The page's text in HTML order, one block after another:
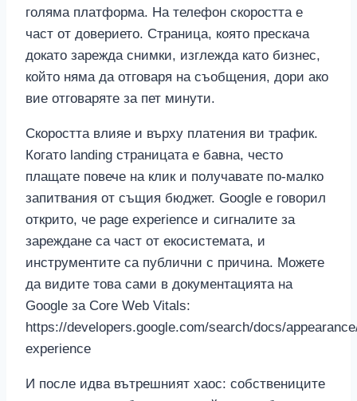
голяма платформа. На телефон скоростта е
част от доверието. Страница, която прескача
докато зарежда снимки, изглежда като бизнес,
който няма да отговаря на съобщения, дори ако
вие отговаряте за пет минути.
Скоростта влияе и върху платения ви трафик.
Когато landing страницата е бавна, често
плащате повече на клик и получавате по-малко
запитвания от същия бюджет. Google е говорил
открито, че page experience и сигналите за
зареждане са част от екосистемата, и
инструментите са публични с причина. Можете
да видите това сами в документацията на
Google за Core Web Vitals:
https://developers.google.com/search/docs/
experience
И после идва вътрешният хаос: собствениците